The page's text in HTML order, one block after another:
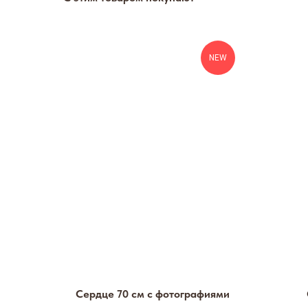
NEW
Сердце 70 см с фотографиями